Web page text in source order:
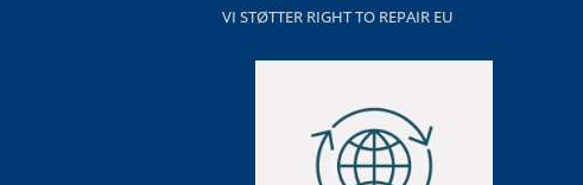
VI STØTTER RIGHT TO REPAIR EU